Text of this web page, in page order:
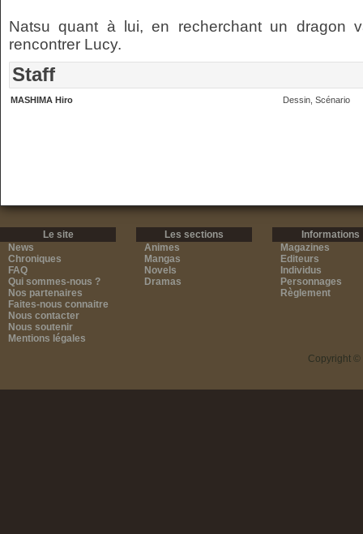
Natsu quant à lui, en recherchant un dragon
rencontrer Lucy.
Staff
MASHIMA Hiro Dessin, Scénario
Le site
News
Chroniques
FAQ
Qui sommes-nous ?
Nos partenaires
Faites-nous connaitre
Nous contacter
Nous soutenir
Mentions légales
Les sections
Animes
Mangas
Novels
Dramas
Informations
Magazines
Editeurs
Individus
Personnages
Règlement
Copyright ©